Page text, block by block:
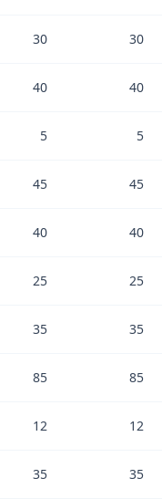
30 30
40 40
5 5
45 45
40 40
25 25
35 35
85 85
12 12
35 35